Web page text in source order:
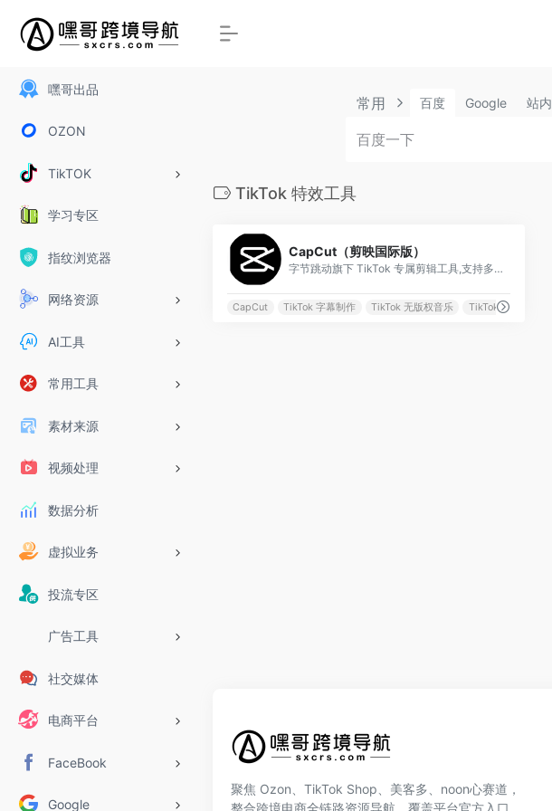
嘿哥出品
OZON
TikTOK
学习专区
指纹浏览器
网络资源
AI工具
常用工具
素材来源
视频处理
数据分析
虚拟业务
投流专区
广告工具
社交媒体
电商平台
FaceBook
Google
常用 百度 Google 站内
TikTok 特效工具
CapCut（剪映国际版）
字节跳动旗下 TikTok 专属剪辑工具,支持多语言字幕与热门特效
CapCut TikTok 字幕制作 TikTok 无版权音乐 TikTok 特效工具
聚焦 Ozon、TikTok Shop、美客多、noon心赛道，
整合跨境电商全链路资源导航，覆盖平台官方入口、